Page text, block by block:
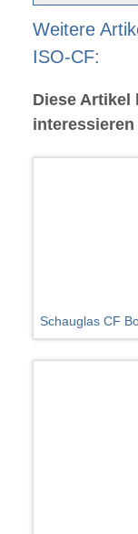
Weitere
ISO-CF:
Diese Artikel
interessieren
Schauglas CF